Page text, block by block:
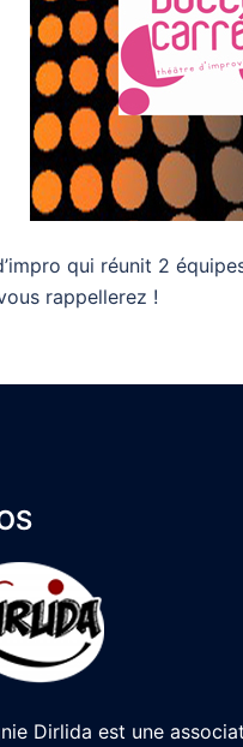
qui réunit 2
rappellerez !
Dirlida est une